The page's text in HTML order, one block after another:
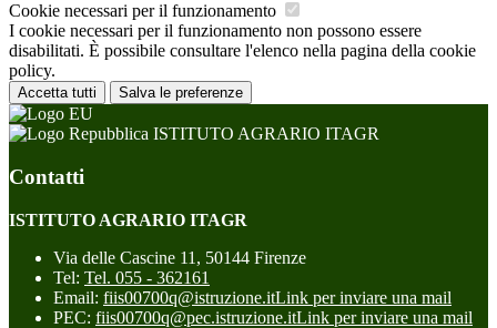
Cookie necessari per il funzionamento
I cookie necessari per il funzionamento non possono essere
disabilitati. È possibile consultare l'elenco nella pagina della cookie
policy.
Accetta tutti Salva le preferenze
ISTITUTO AGRARIO ITAGR
Contatti
ISTITUTO AGRARIO ITAGR
Via delle Cascine 11, 50144 Firenze
Tel: Tel. 055 - 362161
Email: fiis00700q@istruzione.itLink per inviare una mail
PEC: fiis00700q@pec.istruzione.itLink per inviare una mail